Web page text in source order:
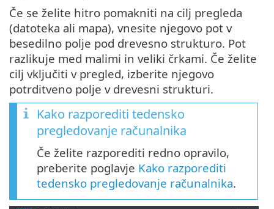
Če se želite hitro pomakniti na cilj pregleda
(datoteka ali mapa), vnesite njegovo pot v
besedilno polje pod drevesno strukturo. Pot
razlikuje med malimi in veliki črkami. Če želite
cilj vključiti v pregled, izberite njegovo
potrditveno polje v drevesni strukturi.
Kako razporediti tedensko
pregledovanje računalnika
Če želite razporediti redno opravilo,
preberite poglavje Kako razporediti
tedensko pregledovanje računalnika.